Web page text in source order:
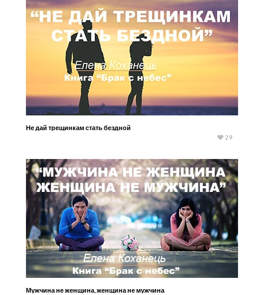
Не дай трещинкам стать бездной
29
Мужчина не женщина, женщина не мужчина